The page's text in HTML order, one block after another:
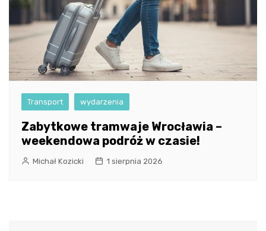
Transport wydarzenia
Zabytkowe tramwaje Wrocławia –
weekendowa podróż w czasie!
Michał Kozicki 1 sierpnia 2026